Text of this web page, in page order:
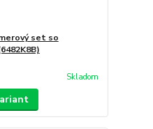
set so
Skladom